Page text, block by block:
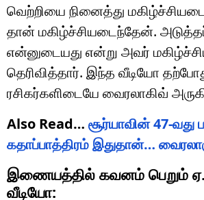
வெற்றியை நினைத்து
தான் மகிழ்ச்சியடைந்தேன்.
என்னுடையது என்று அவர்
தெரிவித்தார். இந்த வீடியோ
ரசிகர்களிடையே வைரலாகிவ்
Also Read… சூர்யாவின் 47-வது
கதாப்பாத்திரம் இதுதான்…
இணையத்தில் கவனம் பெறும்
வீடியோ: